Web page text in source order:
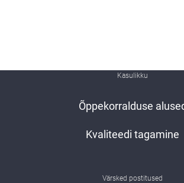
Kasulikku
Õppekorralduse
Kvaliteedi tagamine
Värsked postitused